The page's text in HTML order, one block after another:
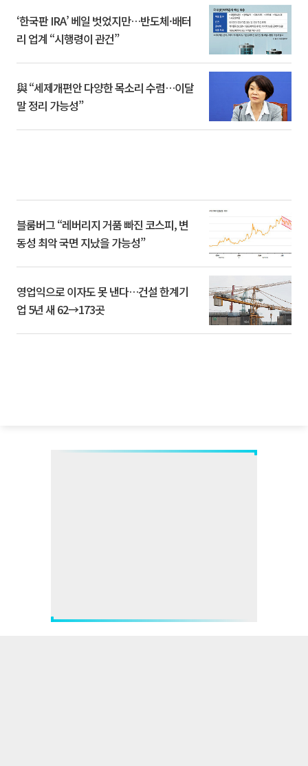
‘한국판 IRA’ 베일 벗었지만…반도체·배터
리 업계 “시행령이 관건”
與 “세제개편안 다양한 목소리 수렴…이달
말 정리 가능성”
블룸버그 “레버리지 거품 빠진 코스피, 변
동성 최악 국면 지났을 가능성”
영업익으로 이자도 못 낸다…건설 한계기
업 5년 새 62→173곳